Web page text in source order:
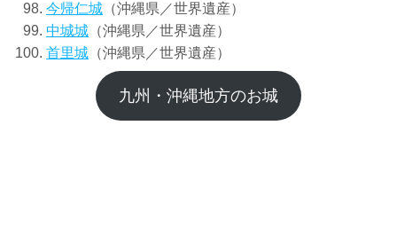
今帰仁城 （沖縄県／世界遺産）
中城城 （沖縄県／世界遺産）
首里城 （沖縄県／世界遺産）
九州・沖縄地方のお城